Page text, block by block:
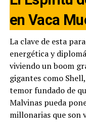
en Vaca
La clave de esta
energética y
viviendo un boom
gigantes como
temor fundado de
Malvinas pueda
millonarias que son